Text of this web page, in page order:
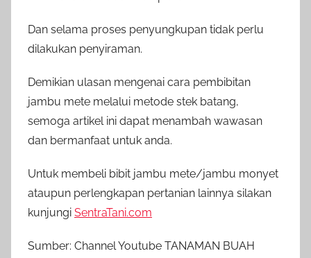
Dan selama proses penyungkupan tidak perlu
dilakukan penyiraman.
Demikian ulasan mengenai cara pembibitan
jambu mete melalui metode stek batang,
semoga artikel ini dapat menambah wawasan
dan bermanfaat untuk anda.
Untuk membeli bibit jambu mete/jambu monyet
ataupun perlengkapan pertanian lainnya silakan
kunjungi SentraTani.com
Sumber: Channel Youtube TANAMAN BUAH